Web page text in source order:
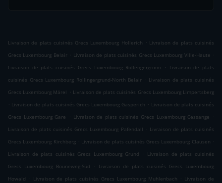
Livraison de plats cuisinés Grecs Luxembourg Hollerich . Livraison de plats cuisinés
Grecs Luxembourg Belair . Livraison de plats cuisinés Grecs Luxembourg Ville-Haute .
Livraison de plats cuisinés Grecs Luxembourg Rollengergronn
. Livraison de plats
cuisinés Grecs Luxembourg Rollingergrund-North Belair . Livraison de plats cuisinés
Grecs Luxembourg Märel . Livraison de plats cuisinés Grecs Luxembourg Limpertsberg
. Livraison de plats cuisinés Grecs Luxembourg Gasperich . Livraison de plats cuisinés
Grecs Luxembourg Gare
. Livraison de plats cuisinés Grecs Luxembourg Cessange
.
Livraison de plats cuisinés Grecs Luxembourg Pafendall . Livraison de plats cuisinés
Grecs Luxembourg Kirchberg . Livraison de plats cuisinés Grecs Luxembourg Clausen .
Livraison de plats cuisinés Grecs Luxembourg Grund
. Livraison de plats cuisinés
Grecs Luxembourg Bouneweg-Süd
. Livraison de plats cuisinés Grecs Luxembourg
Howald
. Livraison de plats cuisinés Grecs Luxembourg Muhlenbach . Livraison de